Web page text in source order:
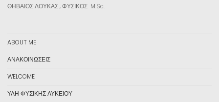
ΘΗΒΑΙΟΣ ΛΟΥΚΑΣ , ΦΥΣΙΚΟΣ M.Sc.
ABOUT ME
ΑΝΑΚΟΙΝΩΣΕΙΣ
WELCOME
ΥΛΗ ΦΥΣΙΚΗΣ ΛΥΚΕΙΟΥ